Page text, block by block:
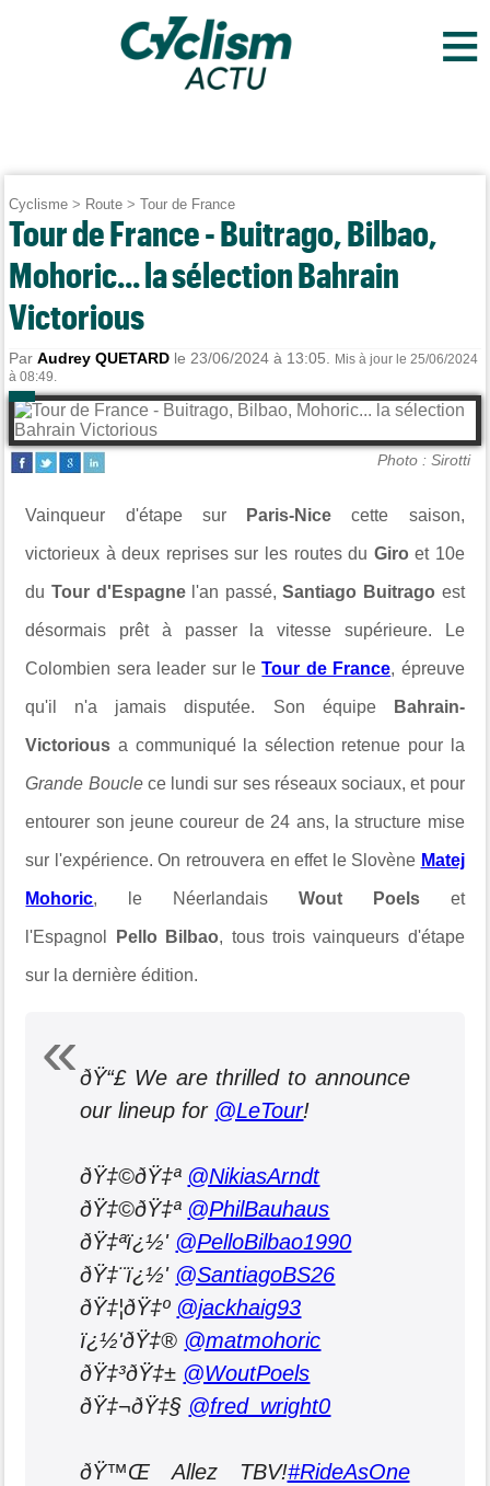
≡
Cyclisme > Route >Tour de France
Tour de France - Buitrago, Bilbao,
Mohoric... la sélection Bahrain
Victorious
ParAudrey QUETARD le 23/06/2024 à 13:05.
Mis à jour le 25/06/2024
à 08:49.
Photo : Sirotti
Vainqueur d'étape sur Paris-Nicecette saison,
victorieux à deux reprises sur les routes du Giroet 10e
duTour d'Espagne l'an passé,Santiago Buitrago est
désormais prêt à passer la vitesse supérieure. Le
Colombien sera leader sur leTour de France, épreuve
qu'il n'a jamais disputée. Son équipe Bahrain-
Victorious a communiqué la sélection retenue pour la
Grande Boucle ce lundi sur ses réseaux sociaux, et pour
entourer son jeune coureur de 24 ans, la structure mise
sur l'expérience. On retrouvera en effet le Slovène Matej
Mohoric, le Néerlandais Wout Poels et
l'Espagnol Pello Bilbao, tous trois vainqueurs d'étape
sur la dernière édition.
ðŸ“£ We are thrilled to announce
our lineup for @LeTour!
ðŸ‡©ðŸ‡ª @NikiasArndt
ðŸ‡©ðŸ‡ª @PhilBauhaus
ðŸ‡ªï¿½' @PelloBilbao1990
ðŸ‡¨ï¿½' @SantiagoBS26
ðŸ‡¦ðŸ‡º @jackhaig93
ï¿½'ðŸ‡® @matmohoric
ðŸ‡³ðŸ‡± @WoutPoels
ðŸ‡¬ðŸ‡§ @fred_wright0
ðŸ™Œ Allez TBV!#RideAsOne